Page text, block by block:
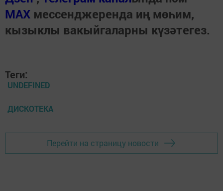
МАХ мессенджеренда иң мөһим,
кызыклы вакыйгаларны күзәтегез.
Теги:
UNDEFINED
ДИСКОТЕКА
Перейти на страницу новости